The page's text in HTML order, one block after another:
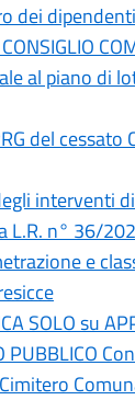
dei
al piano di
del
interventi
L.R. n° 36/
e
SOLO su
PUBBLICO